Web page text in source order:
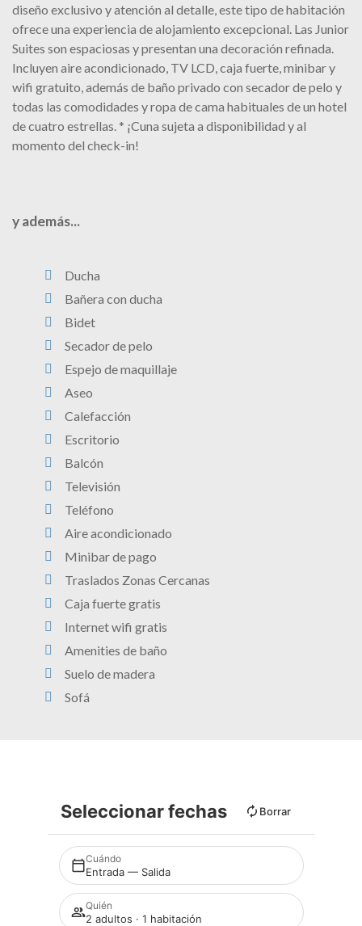
diseño exclusivo y atención al detalle, este tipo de habitación
ofrece una experiencia de alojamiento excepcional. Las Junior
Suites son espaciosas y presentan una decoración refinada.
Incluyen aire acondicionado, TV LCD, caja fuerte, minibar y
wifi gratuito, además de baño privado con secador de pelo y
todas las comodidades y ropa de cama habituales de un hotel
de cuatro estrellas. * ¡Cuna sujeta a disponibilidad y al
momento del check-in!
y además...
Ducha
Bañera con ducha
Bidet
Secador de pelo
Espejo de maquillaje
Aseo
Calefacción
Escritorio
Balcón
Televisión
Teléfono
Aire acondicionado
Minibar de pago
Traslados Zonas Cercanas
Caja fuerte gratis
Internet wifi gratis
Amenities de baño
Suelo de madera
Sofá
Seleccionar fechas Borrar
Cuándo
Entrada — Salida
Quién
2 adultos · 1 habitación